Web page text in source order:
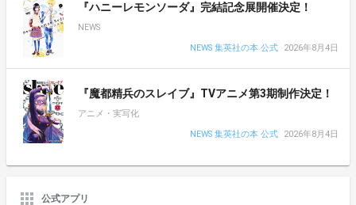
『ハニーレモンソーダ』完結記念展開催決定！
NEWS
NEWS 集英社の本 公式
2026年8月4日
『魔都精兵のスレイブ』TVアニメ第3期制作決定！
アニメ・実写化
NEWS 集英社の本 公式
2026年8月4日
公式アプリ